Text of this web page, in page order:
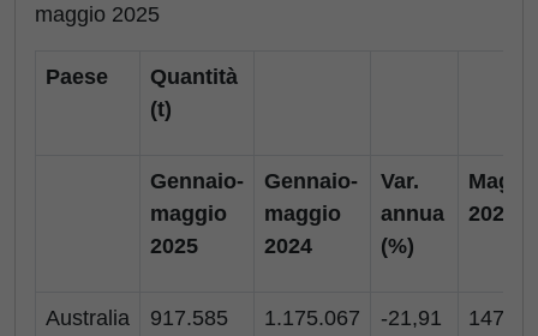
maggio 2025
Paese
Quantità
(t)
Gennaio-
maggio
2025
Gennaio-
maggio
2024
Var.
annua
(%)
2025
Australia 917.585 1.175.067 -21,91